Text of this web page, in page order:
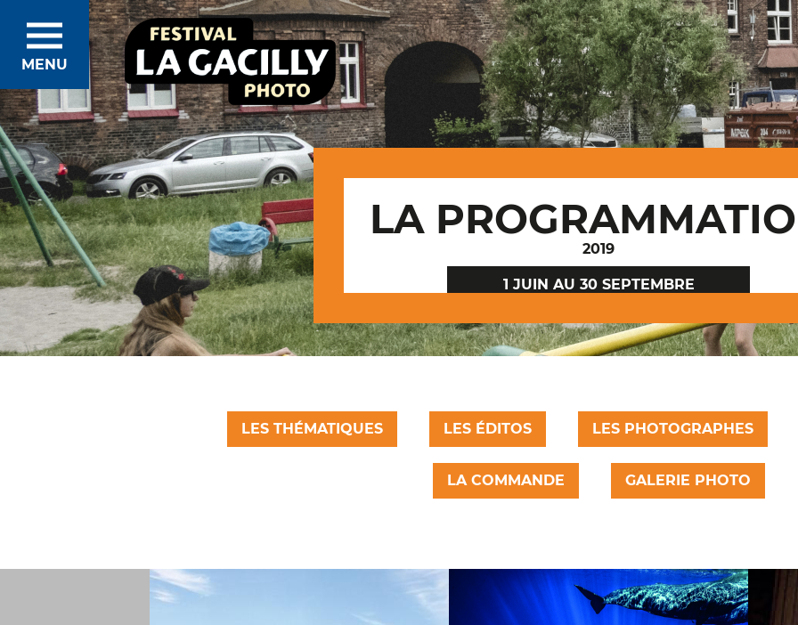
contenu
principal
MENU
LA
2019
1 JUIN AU 30 SEPTEMBRE
LES THÉMATIQUES LES ÉDITOS LES PHOTOGRAPHES
LA COMMANDE GALERIE PHOTO